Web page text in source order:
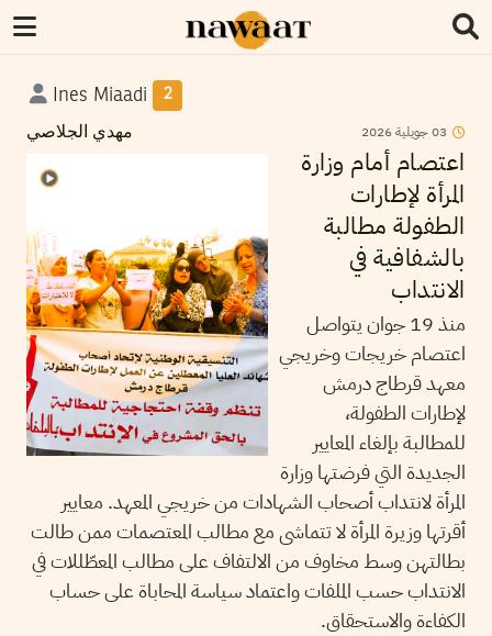
Ines Miaadi 2
مهدي الجلاصي 03جويلية2026
اعتصام أمام وزارة
المرأة لإطارات
الطفولة مطالبة
بالشفافية في
الانتداب
منذ 19 جوان يتواصل
اعتصام خريجات وخريجي
معهد قرطاج درمش
لإطارات الطفولة،
للمطالبة بإلغاء المعايير
الجديدة التي فرضتها وزارة
المرأة لانتداب أصحاب الشهادات من خريجي المعهد. معايير
أقرتها وزيرة المرأة لا تتماشى مع مطالب المعتصمات ممن طالت
بطالتهن وسط مخاوف من الالتفاف على مطالب المعطّللات في
الانتداب حسب الملفات واعتماد سياسة المحاباة على حساب
الكفاءة والاستحقاق.